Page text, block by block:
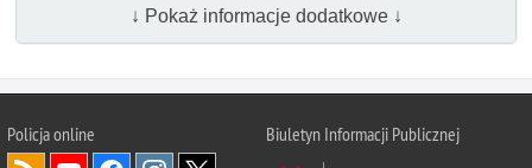
↓ Pokaż informacje dodatkowe ↓
Policjaonline
Biuletyn Informacji Publicznej